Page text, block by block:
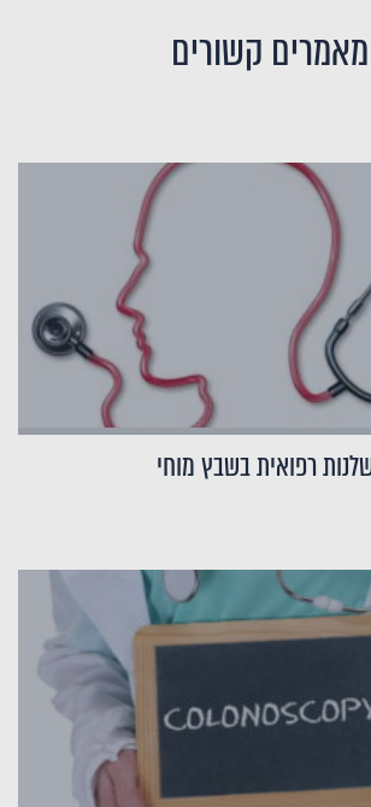
מאמרים קשורים
רפואית בשבץ מוחי